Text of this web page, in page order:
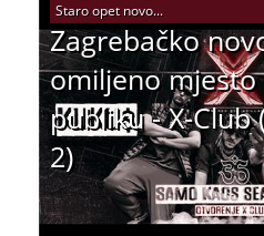
Zagrebačko
omiljeno
publiku - X-Club
2)
Staro opet novo...